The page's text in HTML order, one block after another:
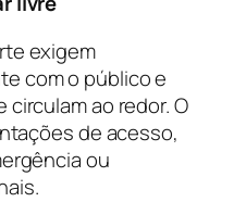
exigem
com o público e
ao redor. O
de acesso,
ou